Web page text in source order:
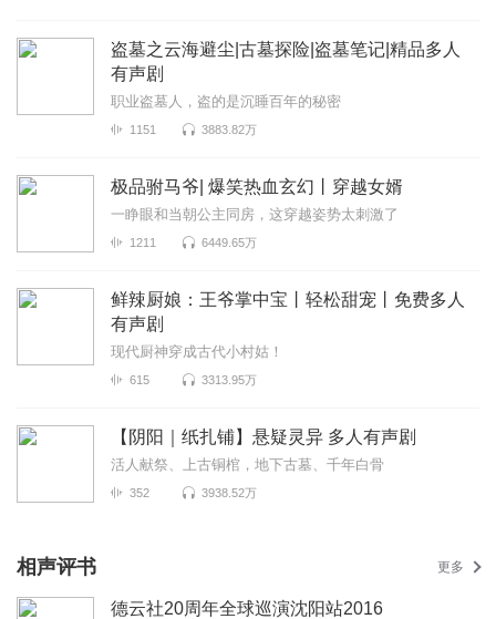
盗墓之云海避尘|古墓探险|盗墓笔记|精品多人
有声剧
职业盗墓人，盗的是沉睡百年的秘密
1151 3883.82万
极品驸马爷| 爆笑热血玄幻丨穿越女婿
一睁眼和当朝公主同房，这穿越姿势太刺激了
1211 6449.65万
鲜辣厨娘：王爷掌中宝丨轻松甜宠丨免费多人
有声剧
现代厨神穿成古代小村姑！
615 3313.95万
【阴阳｜纸扎铺】悬疑灵异 多人有声剧
活人献祭、上古铜棺，地下古墓、千年白骨
352 3938.52万
相声评书 更多
德云社20周年全球巡演沈阳站2016